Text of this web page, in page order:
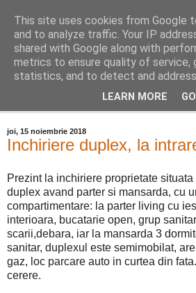
Distinct
Adrian Cocis 0742 129 909 ; Vasile
joi, 15 noiembrie 2018
Inchiriere duplex, la
Prezint la inchiriere proprietate
duplex avand parter si mansarda, cu
compartimentare: la parter living cu
interioara, bucatarie open, grup
scarii,debara, iar la mansarda 3
sanitar, duplexul este semimobilat,
gaz, loc parcare auto in curtea din
cerere.
This site uses cookies from Google
and to analyze traffic. Your IP
shared with Google along with
metrics to ensure quality of service,
statistics, and to detect and
LEARN MORE